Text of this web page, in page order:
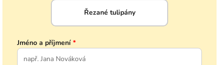
Řezané tulipány
Jméno a příjmení *